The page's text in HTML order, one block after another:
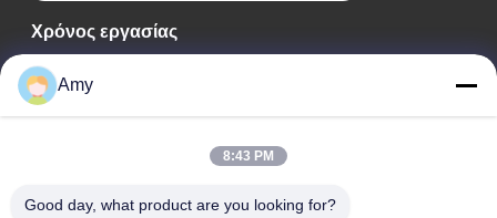
Χρόνος εργασίας
09:00-18:00
Η διεύθυνσή μας
Amy
8:43 PM
Good day, what product are you looking for?